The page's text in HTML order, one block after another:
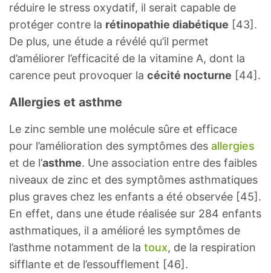
réduire le stress oxydatif, il serait capable de
protéger contre la rétinopathie diabétique [43].
De plus, une étude a révélé qu’il permet
d’améliorer l’efficacité de la vitamine A, dont la
carence peut provoquer la cécité nocturne [44].
Allergies et asthme
Le zinc semble une molécule sûre et efficace
pour l’amélioration des symptômes des allergies
et de l’asthme. Une association entre des faibles
niveaux de zinc et des symptômes asthmatiques
plus graves chez les enfants a été observée [45].
En effet, dans une étude réalisée sur 284 enfants
asthmatiques, il a amélioré les symptômes de
l’asthme notamment de la toux, de la respiration
sifflante et de l’essoufflement [46].